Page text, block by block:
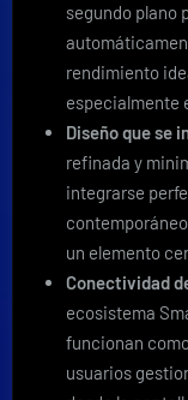
segundo plano
rendimiento
especialmente
Diseño que se
refinada y
integrarse
un elemento
Conectividad
ecosistema
funcionan
usuarios